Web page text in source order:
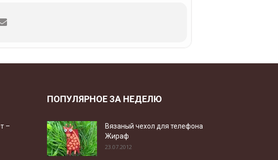
–
ПОПУЛЯРНОЕ ЗА НЕДЕЛЮ
Вязаный чехол для телефона
Жираф
23.07.2012